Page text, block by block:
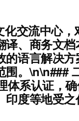
交流中心
、商务文
语言解决
围。\n\n###
体系认证，
度等地受